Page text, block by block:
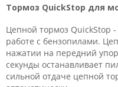
Тормоз QuickStop для
Цепной тормоз QuickStop
работе с бензопилами.
нажатии на передний
секунды останавливает
сильной отдаче цепной